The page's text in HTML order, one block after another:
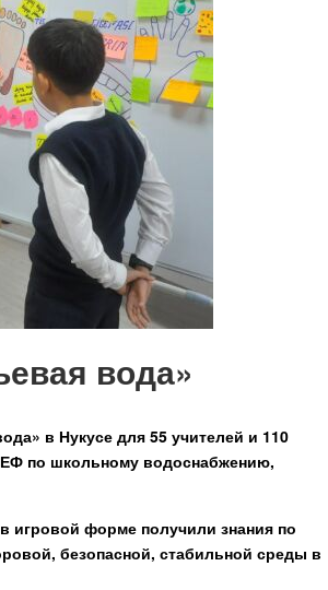
вода»
в Нукусе для 55 учителей и 110
по школьному водоснабжению,
игровой форме получили знания по
безопасной, стабильной среды в